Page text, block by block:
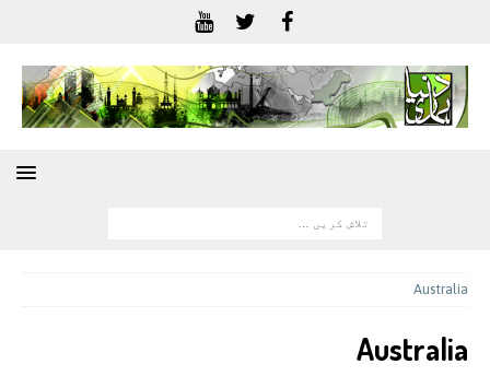
Australia
Australia